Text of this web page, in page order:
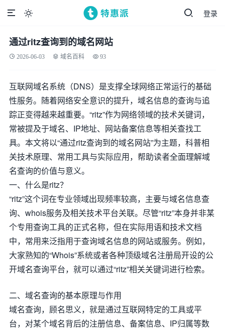
登录

通过ritz查询到的域名网站
2026-06-03 域名百科 93
互联网域名系统（DNS）是支撑全球网络正常运行的基础
性服务。随着网络安全意识的提升，域名信息的查询与追
踪正变得越来越重要。“ritz”作为网络领域的技术关键词，
常被提及于域名、IP地址、网站备案信息等相关查找工
具。本文将以“通过ritz查询到的域名网站”为主题，科普相
关技术原理、常用工具与实际应用，帮助读者全面理解域
名查询的价值与意义。
一、什么是ritz？
“ritz”这个词在专业领域出现频率较高，主要与域名信息查
询、whois服务及相关技术平台关联。尽管“ritz”本身并非某
个专用查询工具的正式名称，但在实际用语和技术文档
中，常用来泛指用于查询域名信息的网站或服务。例如，
大家熟知的“Whois”系统或者各种顶级域名注册局开设的公
开域名查询平台，就可以通过“ritz”相关关键词进行检索。
二、域名查询的基本原理与作用
域名查询，顾名思义，就是通过互联网特定的工具或平
台，对某个域名背后的注册信息、备案信息、IP归属等数